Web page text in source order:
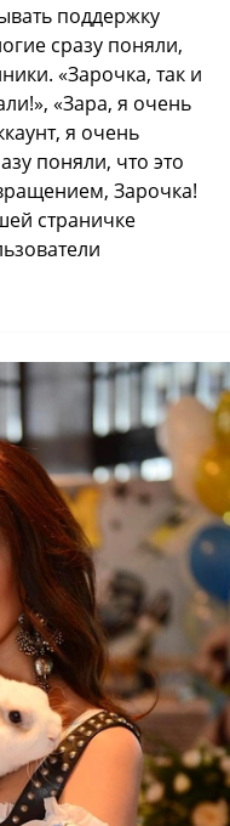
поддержку
сразу поняли,
«Зарочка, так и
«Зара, я очень
я очень
поняли, что это
Зарочка!
страничке